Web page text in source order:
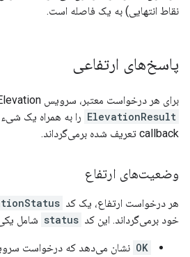
نقاط انتهایی) به یک فاصله است.
پاسخ‌های ارتفاعی
برای هر درخواست معتبر، سرویس Elevation مجموعه‌ای از اشیاء
ElevationResult را به همراه یک شیء
callback تعریف شده برمی‌گرداند.
وضعیت‌های ارتفاع
هر درخواست ارتفاع، یک کد
خود برمی‌گرداند. این کد status شامل
OK نشان می‌دهد که درخواست